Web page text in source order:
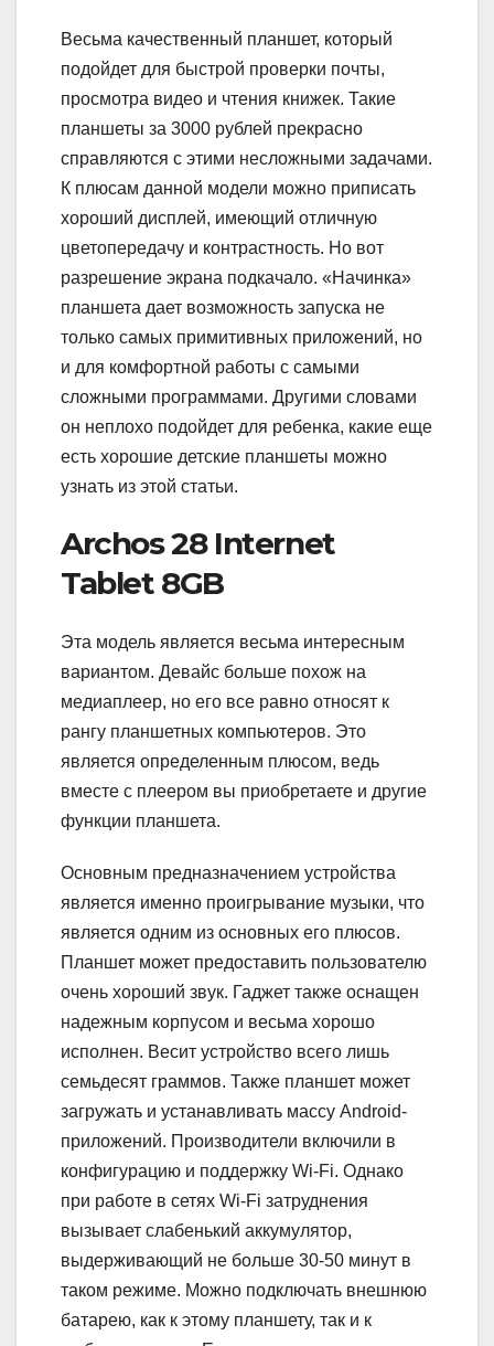
Весьма качественный планшет, который
подойдет для быстрой проверки почты,
просмотра видео и чтения книжек. Такие
планшеты за 3000 рублей прекрасно
справляются с этими несложными задачами.
К плюсам данной модели можно приписать
хороший дисплей, имеющий отличную
цветопередачу и контрастность. Но вот
разрешение экрана подкачало. «Начинка»
планшета дает возможность запуска не
только самых примитивных приложений, но
и для комфортной работы с самыми
сложными программами. Другими словами
он неплохо подойдет для ребенка, какие еще
есть хорошие детские планшеты можно
узнать из этой статьи.
Archos 28 Internet
Tablet 8GB
Эта модель является весьма интересным
вариантом. Девайс больше похож на
медиаплеер, но его все равно относят к
рангу планшетных компьютеров. Это
является определенным плюсом, ведь
вместе с плеером вы приобретаете и другие
функции планшета.
Основным предназначением устройства
является именно проигрывание музыки, что
является одним из основных его плюсов.
Планшет может предоставить пользователю
очень хороший звук. Гаджет также оснащен
надежным корпусом и весьма хорошо
исполнен. Весит устройство всего лишь
семьдесят граммов. Также планшет может
загружать и устанавливать массу Android-
приложений. Производители включили в
конфигурацию и поддержку Wi-Fi. Однако
при работе в сетях Wi-Fi затруднения
вызывает слабенький аккумулятор,
выдерживающий не больше 30-50 минут в
таком режиме. Можно подключать внешнюю
батарею, как к этому планшету, так и к